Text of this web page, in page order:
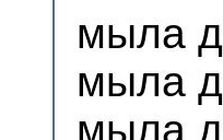
мыла
мыла
мыла